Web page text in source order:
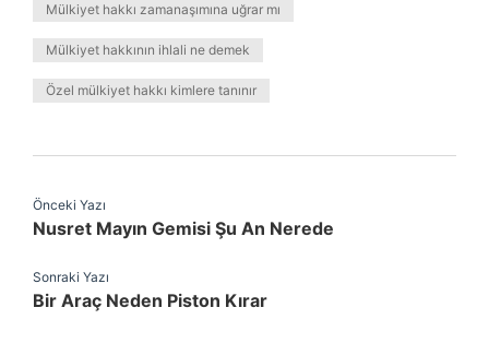
Mülkiyet hakkı zamanaşımına uğrar mı
Mülkiyet hakkının ihlali ne demek
Özel mülkiyet hakkı kimlere tanınır
Önceki Yazı
Nusret Mayın Gemisi Şu An Nerede
Sonraki Yazı
Bir Araç Neden Piston Kırar